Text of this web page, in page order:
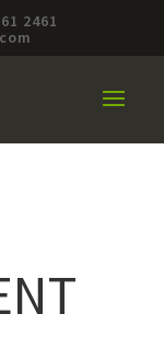
2461